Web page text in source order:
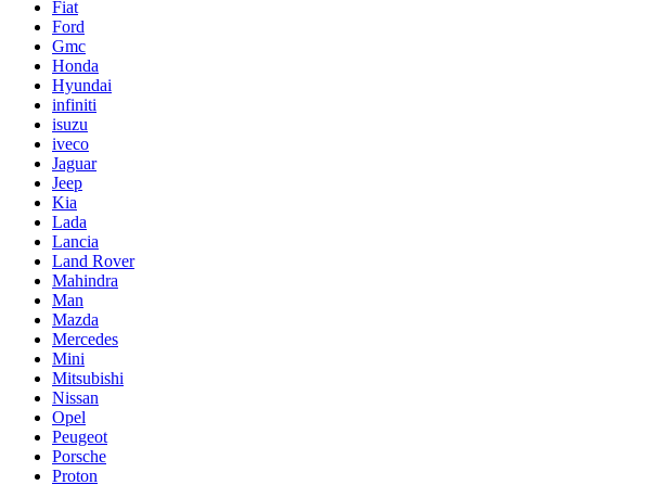
Fiat
Ford
Gmc
Honda
Hyundai
infiniti
isuzu
iveco
Jaguar
Jeep
Kia
Lada
Lancia
Land Rover
Mahindra
Man
Mazda
Mercedes
Mini
Mitsubishi
Nissan
Opel
Peugeot
Porsche
Proton